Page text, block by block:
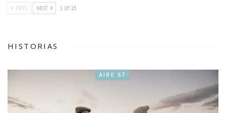
PREV NEXT 1 Of 15
HISTORIAS
AIRE 67